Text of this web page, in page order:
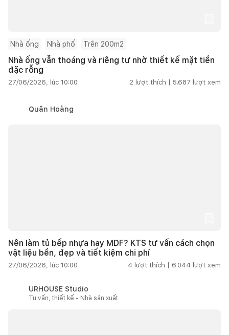
Nhà ống Nhà phố Trên 200m2
Nhà ống vẫn thoáng và riêng tư nhờ thiết kế mặt tiền
đặc rỗng
27/06/2026, lúc 10:00 2 lượt thích | 5.687 lượt xem
Quân Hoàng
Nên làm tủ bếp nhựa hay MDF? KTS tư vấn cách chọn
vật liệu bền, đẹp và tiết kiệm chi phí
27/06/2026, lúc 10:00 4 lượt thích | 6.044 lượt xem
URHOUSE Studio
Tư vấn, thiết kế - Nhà sản xuất